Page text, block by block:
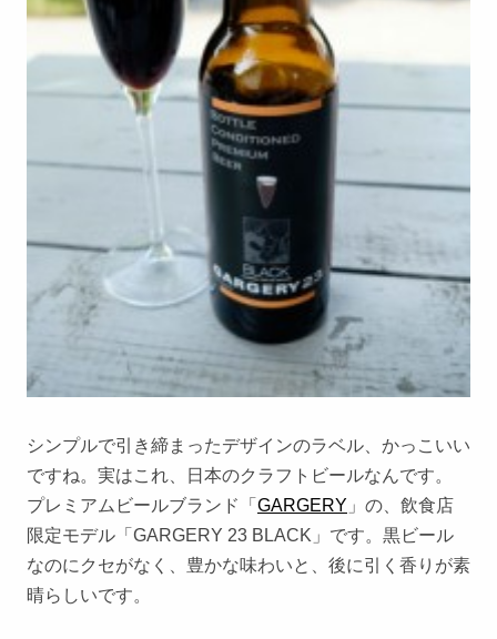
シンプルで引き締まったデザインのラベル、かっこいい
ですね。実はこれ、日本のクラフトビールなんです。
プレミアムビールブランド「 GARGERY 」の、飲食店
限定モデル「GARGERY 23 BLACK」です。黒ビール
なのにクセがなく、豊かな味わいと、後に引く香りが素
晴らしいです。